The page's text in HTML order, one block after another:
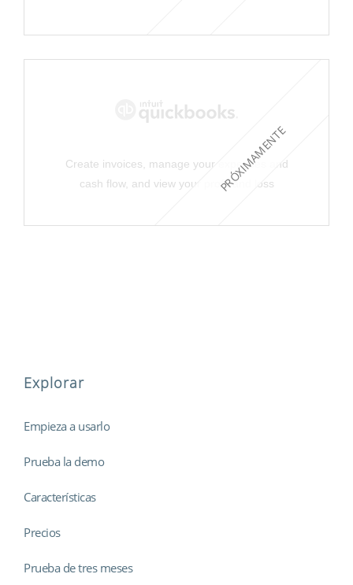
PRÓXIMAMENTE
Create invoices, manage your expenses and
cash flow, and view your profit and loss
Explorar
Empieza a usarlo
Prueba la demo
Características
Precios
Prueba de tres meses